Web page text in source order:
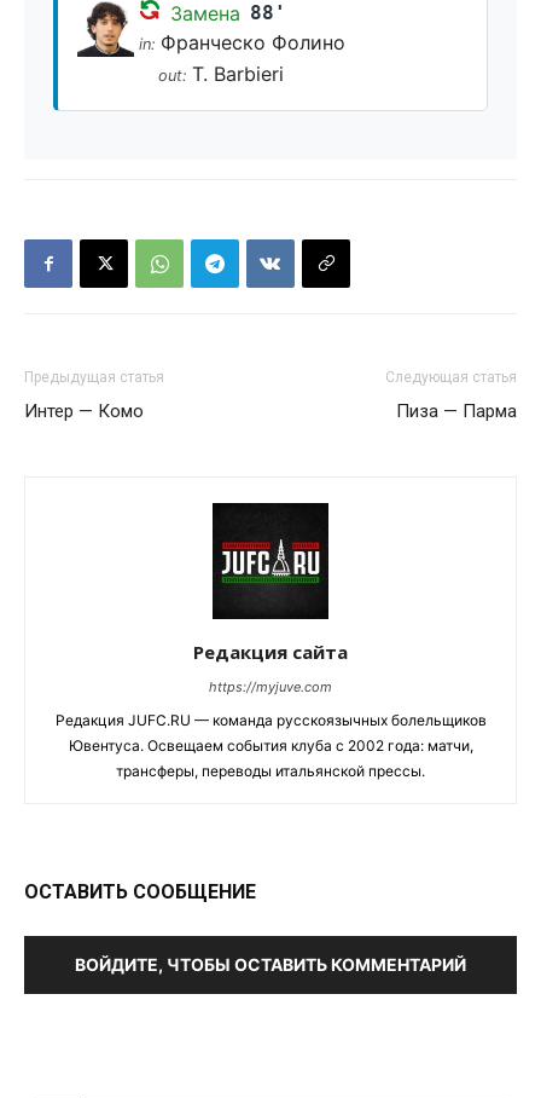
Замена 88'
in: Франческо Фолино
out: T. Barbieri
Предыдущая статья
Интер — Комо
Следующая статья
Пиза — Парма
Редакция сайта
https://myjuve.com
Редакция JUFC.RU — команда русскоязычных болельщиков
Ювентуса. Освещаем события клуба с 2002 года: матчи,
трансферы, переводы итальянской прессы.
ОСТАВИТЬ СООБЩЕНИЕ
ВОЙДИТЕ, ЧТОБЫ ОСТАВИТЬ КОММЕНТАРИЙ